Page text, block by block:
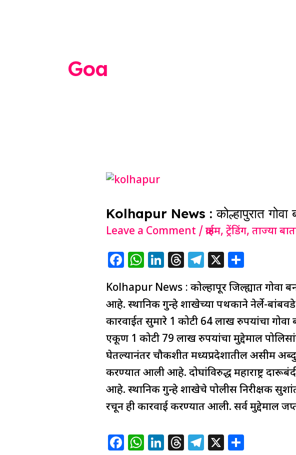
Goa
Kolhapur News : कोल्हापुरात गोवा
Leave a Comment /क्राईम,ट्रेंडिंग,ताज्या
F
c
e
b
o
o
k
W
at
s
A
p
p
Li
k
e
dI
n
T
re
a
d
s
T
e
g
ra
m
X
ar
e
Kolhapur News : कोल्हापूर जिल्ह्यात गोवा
आहे. स्थानिक गुन्हे शाखेच्या पथकाने नेर्ले-
कारवाईत सुमारे 1 कोटी 64 लाख रुपयांचा
एकूण 1 कोटी 79 लाख रुपयांचा मुद्देमाल
घेतल्यानंतर चौकशीत मध्यप्रदेशातील असीम
करण्यात आली आहे. दोघांविरुद्ध महाराष्ट्र
आहे. स्थानिक गुन्हे शाखेचे पोलीस निरीक्षक
रचून ही कारवाई करण्यात आली. सर्व
F W Li T T X
Kolhapur
:
कोल्हापुरात
गोवा
बनावटी
मद्याचा
मोठा
साठा
जप्त